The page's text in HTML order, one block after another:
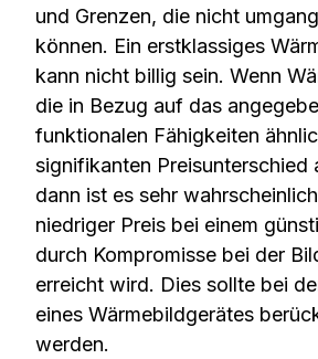
und Grenzen, die nicht
können. Ein erstklassiges
kann nicht billig sein. Wenn
die in Bezug auf das
funktionalen Fähigkeiten
signifikanten Preisunterschied
dann ist es sehr
niedriger Preis bei einem
durch Kompromisse bei der
erreicht wird. Dies sollte bei
eines Wärmebildgerätes
werden.